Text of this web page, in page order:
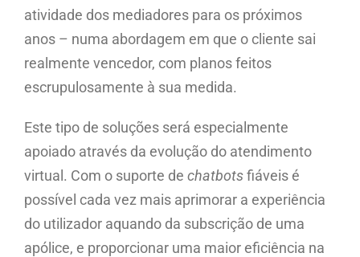
atividade dos mediadores para os próximos
anos – numa abordagem em que o cliente sai
realmente vencedor, com planos feitos
escrupulosamente à sua medida.
Este tipo de soluções será especialmente
apoiado através da evolução do atendimento
virtual. Com o suporte de chatbotsfiáveis é
possível cada vez mais aprimorar a experiência
do utilizador aquando da subscrição de uma
apólice, e proporcionar uma maior eficiência na